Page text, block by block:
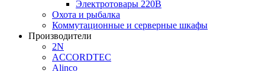
Электротовары 220В
Охота и рыбалка
Коммутационные и серверные шкафы
Производители
2N
ACCORDTEC
Alinco